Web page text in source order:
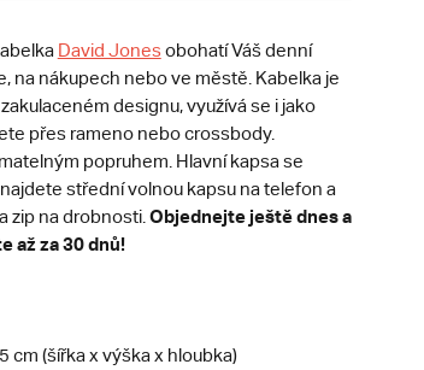
David Jones obohatí Váš denní
na nákupech nebo ve městě. Kabelka je
designu, využívá se i jako
přes rameno nebo crossbody.
popruhem. Hlavní kapsa se
střední volnou kapsu na telefon a
zip na drobnosti. Objednejte ještě dnes a
až za 30 dnů!
cm (šířka x výška x hloubka)